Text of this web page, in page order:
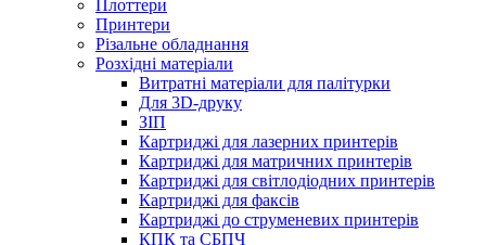
Плоттери
Принтери
Різальне обладнання
Розхідні матеріали
Витратні матеріали для палітурки
Для 3D-друку
ЗІП
Картриджі для лазерних принтерів
Картриджі для матричних принтерів
Картриджі для світлодіодних принтерів
Картриджі для факсів
Картриджі до струменевих принтерів
КПК та СБПЧ